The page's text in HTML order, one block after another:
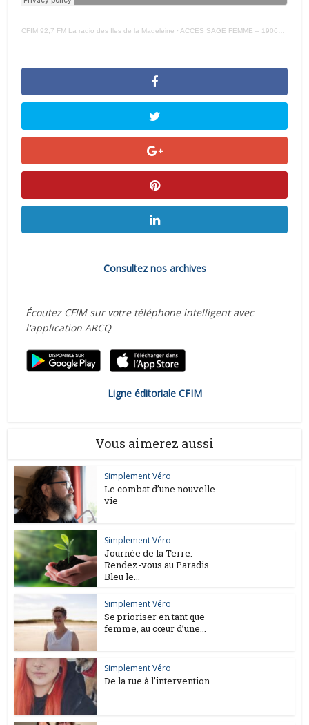
CFIM 92,7 FM La radio des Iles de la Madeleine · ACCES SAGE FEMME – 190626 –
Consultez nos archives
Écoutez CFIM sur votre téléphone intelligent avec
l'application ARCQ
Ligne éditoriale CFIM
Vous aimerez aussi
Simplement Véro
Le combat d’une nouvelle
vie
Simplement Véro
Journée de la Terre:
Rendez-vous au Paradis
Bleu le...
Simplement Véro
Se prioriser en tant que
femme, au cœur d’une...
Simplement Véro
De la rue à l’intervention